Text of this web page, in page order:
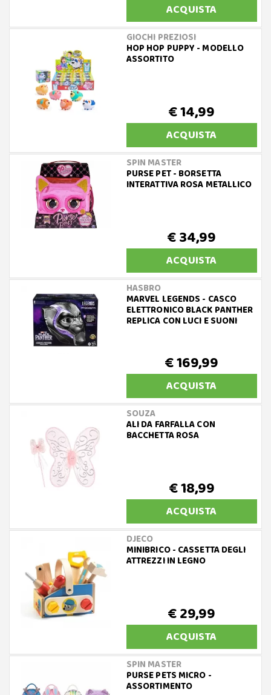
ACQUISTA
GIOCHI PREZIOSI
HOP HOP PUPPY - MODELLO
ASSORTITO
€ 14,99
ACQUISTA
SPIN MASTER
PURSE PET - BORSETTA
INTERATTIVA ROSA METALLICO
€ 34,99
ACQUISTA
HASBRO
MARVEL LEGENDS - CASCO
ELETTRONICO BLACK PANTHER
REPLICA CON LUCI E SUONI
€ 169,99
ACQUISTA
SOUZA
ALI DA FARFALLA CON
BACCHETTA ROSA
€ 18,99
ACQUISTA
DJECO
MINIBRICO - CASSETTA DEGLI
ATTREZZI IN LEGNO
€ 29,99
ACQUISTA
SPIN MASTER
PURSE PETS MICRO -
ASSORTIMENTO